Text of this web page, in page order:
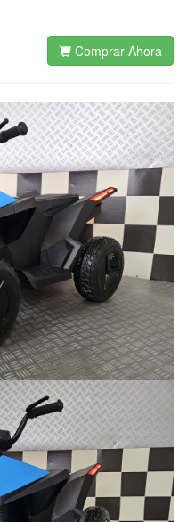
Comprar Ahora